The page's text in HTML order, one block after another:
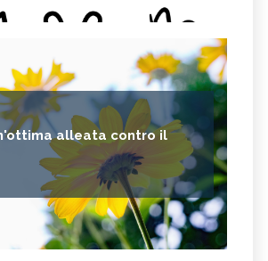
alleata contro il